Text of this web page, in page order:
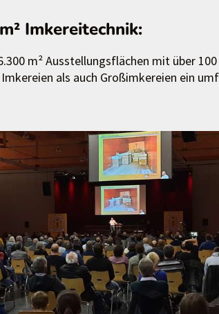
Imkereitechnik:
m² Ausstellungsflächen mit über
als auch Großimkereien ein